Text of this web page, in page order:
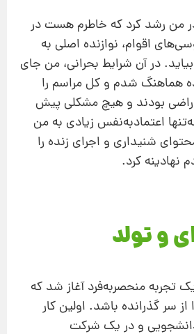
من رشد کرد که خاطرم هست در
اقوام، نوازنده اصلی به
در آن شرایط بحرانی، من جای
هماهنگ شدم و کل مراسم را
راضی بودند و هیچ مشکلی پیش
اعتمادبه‌نفس زیادی به من
شنیداری و اجرای زنده را
نهادینه کرد.
و تولد
تجربه منحصربه‌فرد آغاز شد که
سر گذرانده باشد. اولین کار
و در یک شرکت